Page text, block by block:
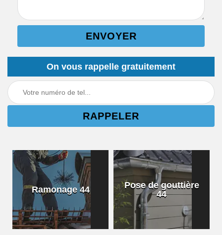
On vous rappelle gratuitement
Ramonage 44
Pose de gouttière
44